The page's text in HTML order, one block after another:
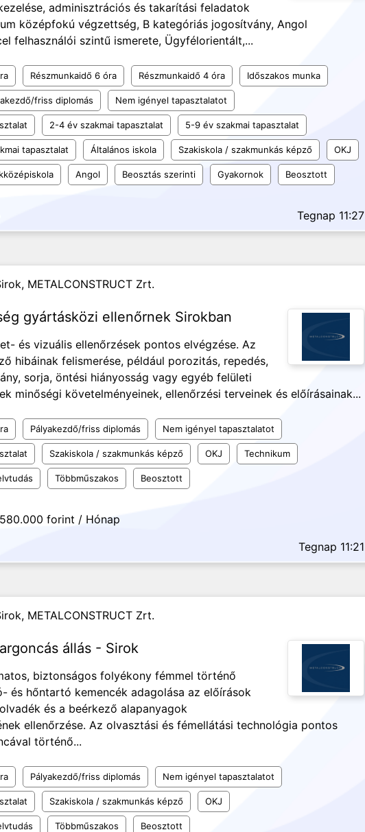
adminisztrációs és takarítási feladatok
középfokú végzettség, B kategóriás jogosítvány, Angol
felhasználói szintű ismerete, Ügyfélorientált,...
Részmunkaidő 6 óra Részmunkaidő 4 óra Időszakos munka
friss diplomás Nem igényel tapasztalatot
2-4 év szakmai tapasztalat 5-9 év szakmai tapasztalat
tapasztalat Általános iskola Szakiskola / szakmunkás képző OKJ
Angol Beosztás szerinti Gyakornok Beosztott
Tegnap 11:27
METALCONSTRUCT Zrt.
gyártásközi ellenőrnek Sirokban
és vizuális ellenőrzések pontos elvégzése. Az
hibáinak felismerése, például porozitás, repedés,
sorja, öntési hiányosság vagy egyéb felületi
minőségi követelményeinek, ellenőrzési terveinek és előírásainak...
Pályakezdő/friss diplomás Nem igényel tapasztalatot
Szakiskola / szakmunkás képző OKJ Technikum
Többműszakos Beosztott
forint / Hónap
Tegnap 11:21
METALCONSTRUCT Zrt.
állás - Sirok
biztonságos folyékony fémmel történő
és hőntartó kemencék adagolása az előírások
és a beérkező alapanyagok
ellenőrzése. Az olvasztási és fémellátási technológia pontos
történő...
Pályakezdő/friss diplomás Nem igényel tapasztalatot
Szakiskola / szakmunkás képző OKJ
Többműszakos Beosztott